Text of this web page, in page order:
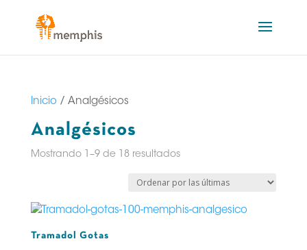
Inicio / Analgésicos
Analgésicos
Mostrando 1–9 de 18 resultadosSorted
latest
Tramadol Gotas